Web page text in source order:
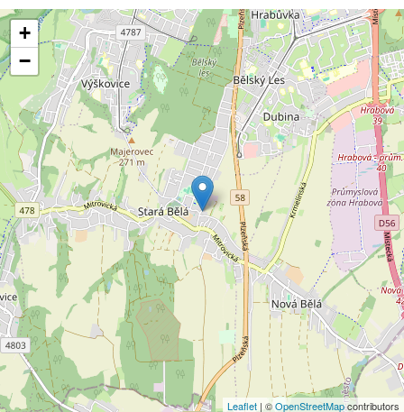
+
−
Leaflet | ©OpenStreetMapcontributors